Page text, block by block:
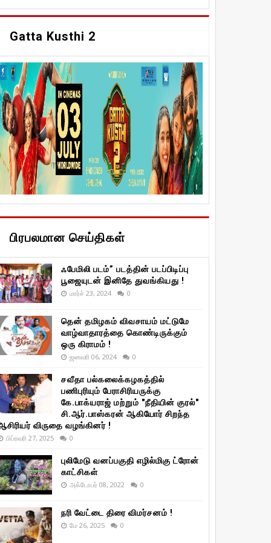
Gatta Kusthi 2
பிரபலமான செய்திகள்
ஃபேமிலி படம்” படத்தின் படப்பிடிப்பு
பூஜையுடன் இனிதே துவங்கியது !
மார்ச் 23, 2024 0
தென் தமிழகம் விவசாயம் மட்டுமே
வாழ்வாதாரத்தை கொண்டிருக்கும்
ஒரு கிராமம் !
ஜனவரி 06, 2024 0
சவீதா பல்கலைக்கழகத்தில்
பணிபுரியும் பேராசிரியருக்கு
கே.பாக்யராஜ் மற்றும் "நீதியின் குரல்"
சி.ஆர்.பாஸ்கரன் ஆகியோர் சிறந்த
விருதை வழங்கினர் !
பிப்ரவரி 27, 2025 0
புலிமேடு வனப்பகுதி எழில்மிகு ட்ரோன்
காட்சிகள்
அக்டோபர் 08, 2022 0
நரி வேட்டை திரை விமர்சனம் !
மே 26, 2025 0